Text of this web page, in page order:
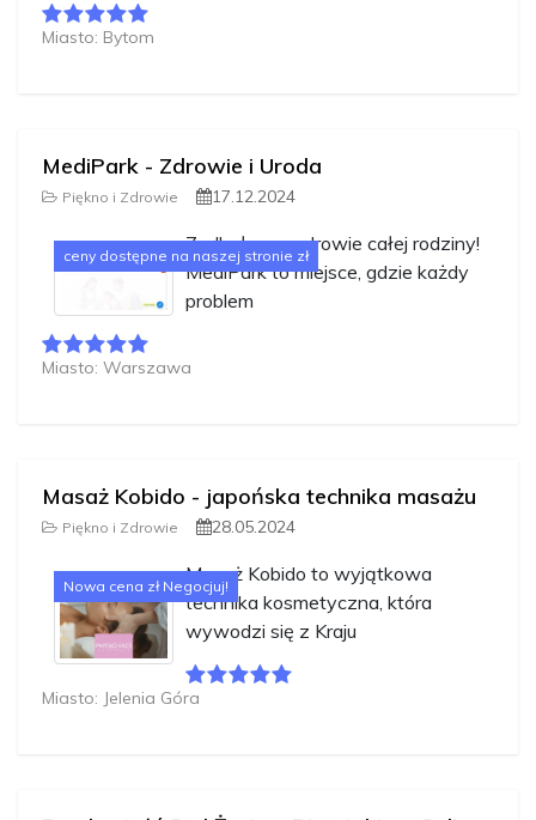
Miasto: Bytom
MediPark - Zdrowie i Uroda
Piękno i Zdrowie 17.12.2024
ceny dostępne na naszej stronie zł
Zadbałem o zdrowie całej rodziny!
MediPark to miejsce, gdzie każdy
problem
Miasto: Warszawa
Masaż Kobido - japońska technika masażu
Piękno i Zdrowie 28.05.2024
Nowa cena zł Negocjuj!
Masaż Kobido to wyjątkowa
technika kosmetyczna, która
wywodzi się z Kraju
Miasto: Jelenia Góra